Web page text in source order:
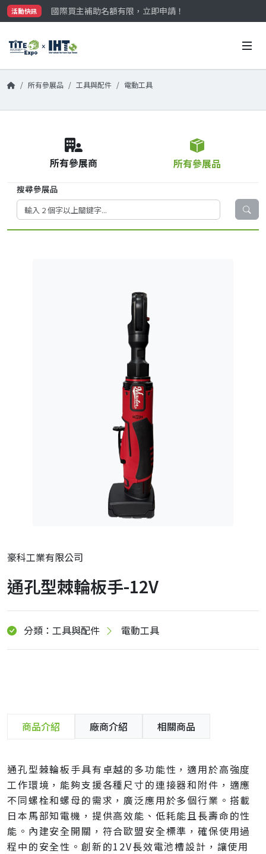
活動快訊
國際買主補助名額有限，立即申請！
參觀門票開放申請中‼️
國際買主補助名額有限，立即申請！
所有參展品 工具與配件 電動工具
所有參展商 所有參展品
搜尋參展品
豪科工業有限公司
通孔型棘輪板手-12V
分類：工具與配件 電動工具
商品介紹 廠商介紹 相關商品
通孔型棘輪板手具有卓越的多功能性，適用於高強度
工作環境，能夠支援各種尺寸的連接器和附件，適應
不同螺栓和螺母的需求，廣泛應用於多個行業。搭載
日本馬部知電機，提供高效能、低耗能且長壽命的性
能。內建安全開關，符合歐盟安全標準，確保使用過
程中的安全性。創新的12V長效電池槽設計，讓使用